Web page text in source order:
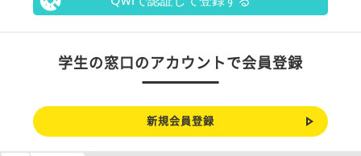
学生の窓口のアカウントで会員登録
新規会員登録